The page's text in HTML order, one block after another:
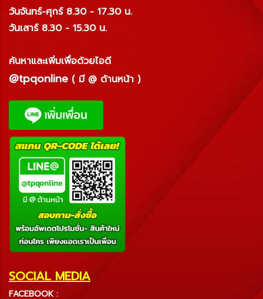
วันจันทร์-ศุกร์ 8.30 - 17.30 น.
วันเสาร์ 8.30 - 15.30 น.
ค้นหาและเพิ่มเพื่อด้วยไอดี
@tpqonline ( มี @ ด้านหน้า )
SOCIAL MEDIA
FACEBOOK :